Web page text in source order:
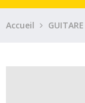
Accueil GUITARE